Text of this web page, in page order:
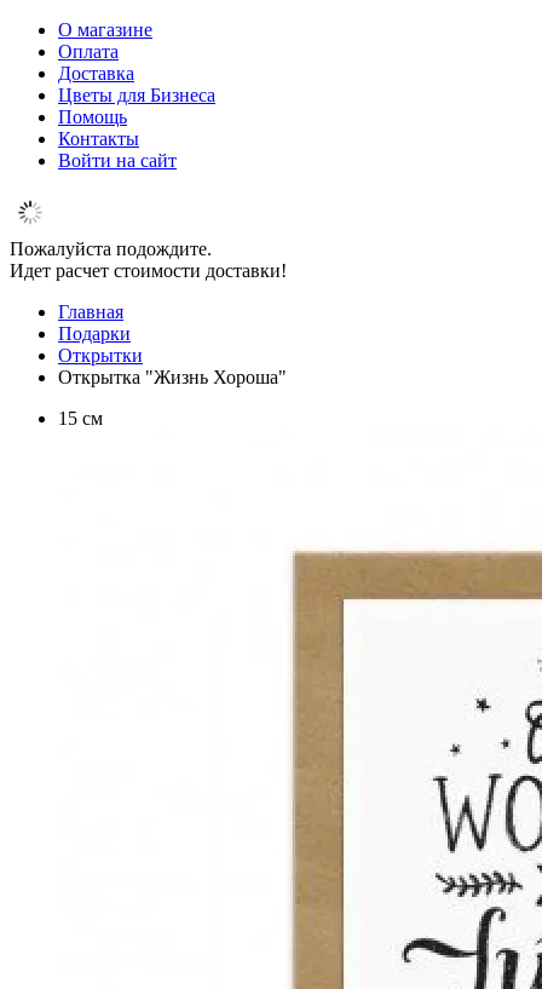
О магазине
Оплата
Доставка
Цветы для Бизнеса
Помощь
Контакты
Войти на сайт
Пожалуйста подождите.
Идет расчет стоимости доставки!
Главная
Подарки
Открытки
Открытка "Жизнь Хороша"
15 см